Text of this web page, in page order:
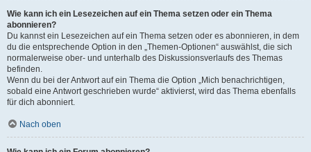
Wie kann ich ein Lesezeichen auf ein Thema setzen oder ein Thema
abonnieren?
Du kannst ein Lesezeichen auf ein Thema setzen oder es abonnieren, in dem
du die entsprechende Option in den „Themen-Optionen“ auswählst, die sich
normalerweise ober- und unterhalb des Diskussionsverlaufs des Themas
befinden.
Wenn du bei der Antwort auf ein Thema die Option „Mich benachrichtigen,
sobald eine Antwort geschrieben wurde“ aktivierst, wird das Thema ebenfalls
für dich abonniert.
Nach oben